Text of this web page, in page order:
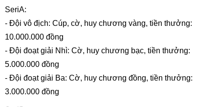
SeriA:
- Đội vô địch: Cúp, cờ, huy chương vàng, tiền thưởng:
10.000.000 đồng
- Đội đoạt giải Nhì: Cờ, huy chương bạc, tiền thưởng:
5.000.000 đồng
- Đội đoạt giải Ba: Cờ, huy chương đồng, tiền thưởng:
3.000.000 đồng